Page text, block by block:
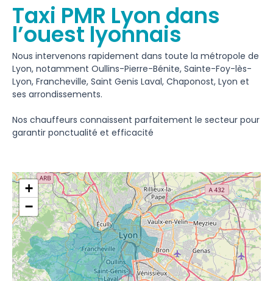
Taxi PMR Lyon dans
l’ouest lyonnais
Nous intervenons rapidement dans toute la métropole de
Lyon, notamment Oullins-Pierre-Bénite, Sainte-Foy-lès-
Lyon, Francheville, Saint Genis Laval, Chaponost, Lyon et
ses arrondissements.
Nos chauffeurs connaissent parfaitement le secteur pour
garantir ponctualité et efficacité
+
−